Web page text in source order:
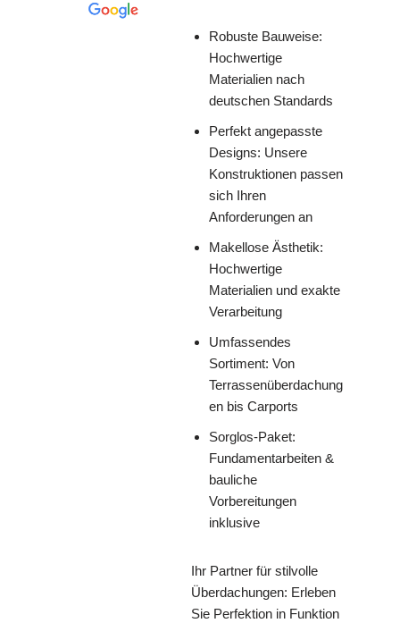
Robuste Bauweise:
Hochwertige
Materialien nach
deutschen Standards
Perfekt angepasste
Designs: Unsere
Konstruktionen passen
sich Ihren
Anforderungen an
Makellose Ästhetik:
Hochwertige
Materialien und exakte
Verarbeitung
Umfassendes
Sortiment: Von
Terrassenüberdachung
en bis Carports
Sorglos-Paket:
Fundamentarbeiten &
bauliche
Vorbereitungen
inklusive
Ihr Partner für stilvolle
Überdachungen: Erleben
Sie Perfektion in Funktion